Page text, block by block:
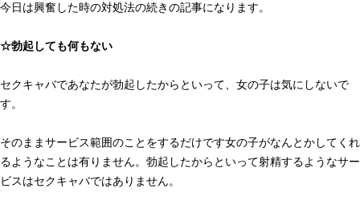
今日は興奮した時の対処法の続きの記事になります。
☆勃起しても何もない
セクキャバであなたが勃起したからといって、女の子は気にしないで
す。
そのままサービス範囲のことをするだけです女の子がなんとかしてくれ
るようなことは有りません。勃起したからといって射精するようなサー
ビスはセクキャバではありません。